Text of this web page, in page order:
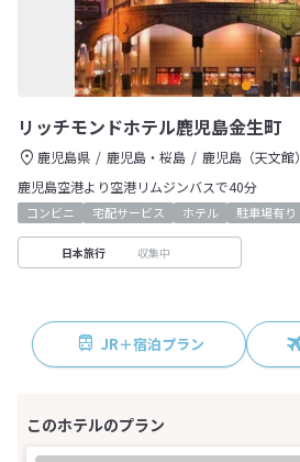
リッチモンドホテル鹿児島金生町
鹿児島県 鹿児島・桜島
鹿児島（天文館）
鹿児島空港より空港リムジンバスで40分
コンビニ 宅配サービス ホテル 駐車場有り
日本旅行 収集中
JR＋宿泊プラン